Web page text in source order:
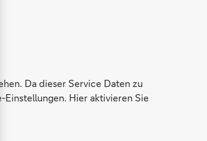
Da dieser Service Daten zu
Einstellungen. Hier aktivieren Sie